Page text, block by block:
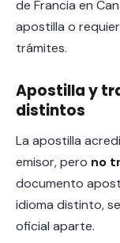
de Francia en
apostilla o
trámites.
Apostilla y
distintos
La apostilla
emisor, pero no
documento
idioma distinto,
oficial aparte.